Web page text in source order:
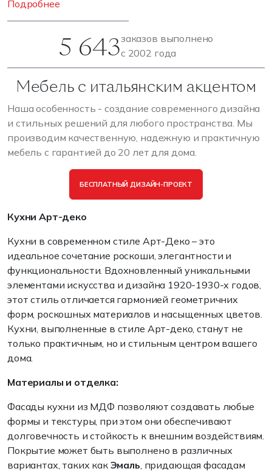
Подробнее
5 643заказов выполнено
с 2002 года
Мебель с итальянским акцентом
Наша особенность - создание современного дизайна
и стильных решений для любого пространства. Мы
производим качественную, надежную и практичную
мебель с гарантией до 20 лет для дома.
БЕСПЛАТНЫЙ ДИЗАЙН-ПРОЕКТ
Кухни Арт-деко
Кухни в современном стиле Арт-Деко – это
идеальное сочетание роскоши, элегантности и
функциональности. Вдохновленный уникальными
элементами искусства и дизайна 1920-1930-х годов,
этот стиль отличается гармонией геометричних
форм, роскошных материалов и насыщенных цветов.
Кухни, выполненные в стиле Арт-деко, станут не
только практичным, но и стильным центром вашего
дома.
Материалы и отделка:
Фасады кухни из МДФ позволяют создавать любые
формы и текстуры, при этом они обеспечивают
долговечность и стойкость к внешним воздействиям.
Покрытие может быть выполнено в различных
вариантах, таких как Эмаль, придающая фасадам